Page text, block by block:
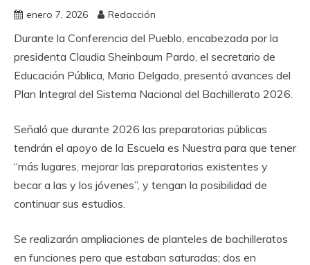
enero 7, 2026 Redacción
Durante la Conferencia del Pueblo, encabezada por la
presidenta Claudia Sheinbaum Pardo, el secretario de
Educación Pública, Mario Delgado, presentó avances del
Plan Integral del Sistema Nacional del Bachillerato 2026.
Señaló que durante 2026 las preparatorias públicas
tendrán el apoyo de la Escuela es Nuestra para que tener
“más lugares, mejorar las preparatorias existentes y
becar a las y los jóvenes”, y tengan la posibilidad de
continuar sus estudios.
Se realizarán ampliaciones de planteles de bachilleratos
en funciones pero que estaban saturadas; dos en